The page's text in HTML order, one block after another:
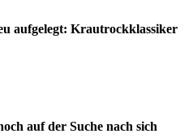
aufgelegt: Krautrockklassiker
auf der Suche nach sich